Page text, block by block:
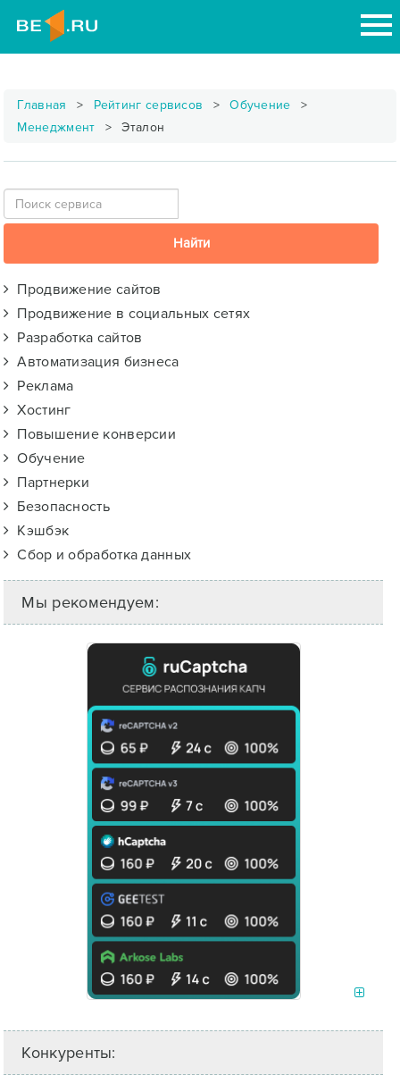
Главная Рейтинг сервисов
Обучение
Менеджмент
Эталон
Продвижение сайтов
Продвижение в социальных сетях
Разработка сайтов
Автоматизация бизнеса
Реклама
Хостинг
Повышение конверсии
Обучение
Партнерки
Безопасность
Кэшбэк
Сбор и обработка данных
Мы рекомендуем:
Конкуренты: